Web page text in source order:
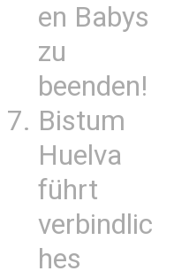
en Babys
zu
beenden!
Bistum
Huelva
führt
verbindlic
hes